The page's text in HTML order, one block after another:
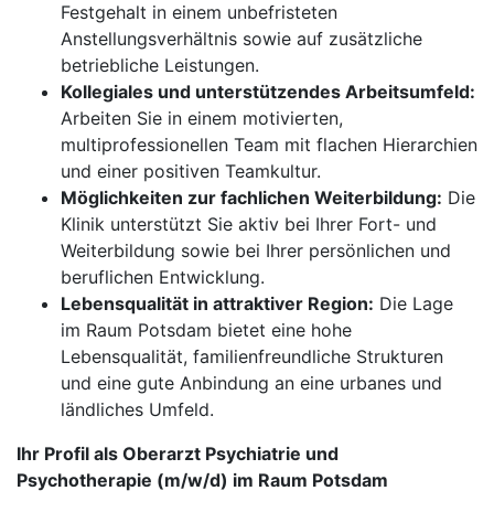
Festgehalt in einem unbefristeten
Anstellungsverhältnis sowie auf zusätzliche
betriebliche Leistungen.
Kollegiales und unterstützendes Arbeitsumfeld:
Arbeiten Sie in einem motivierten,
multiprofessionellen Team mit flachen Hierarchien
und einer positiven Teamkultur.
Möglichkeiten zur fachlichen Weiterbildung: Die
Klinik unterstützt Sie aktiv bei Ihrer Fort- und
Weiterbildung sowie bei Ihrer persönlichen und
beruflichen Entwicklung.
Lebensqualität in attraktiver Region: Die Lage
im Raum Potsdam bietet eine hohe
Lebensqualität, familienfreundliche Strukturen
und eine gute Anbindung an eine urbanes und
ländliches Umfeld.
Ihr Profil als Oberarzt Psychiatrie und
Psychotherapie (m/w/d) im Raum Potsdam